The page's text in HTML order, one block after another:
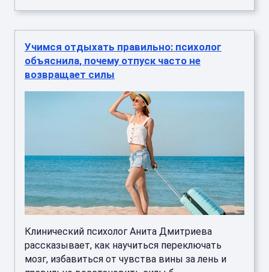
Учимся отдыхать правильно: психолог
объяснила, почему отпуск часто не
возвращает силы
Клинический психолог Анита Дмитриева
рассказывает, как научиться переключать
мозг, избавиться от чувства вины за лень и